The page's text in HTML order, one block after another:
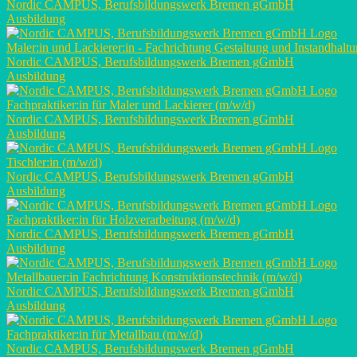
Nordic CAMPUS, Berufsbildungswerk Bremen gGmbH
Ausbildung
Maler:in und Lackierer:in - Fachrichtung Gestaltung und
Nordic CAMPUS, Berufsbildungswerk Bremen gGmbH
Ausbildung
Fachpraktiker:in für Maler und Lackierer (m/w/d)
Nordic CAMPUS, Berufsbildungswerk Bremen gGmbH
Ausbildung
Tischler:in (m/w/d)
Nordic CAMPUS, Berufsbildungswerk Bremen gGmbH
Ausbildung
Fachpraktiker:in für Holzverarbeitung (m/w/d)
Nordic CAMPUS, Berufsbildungswerk Bremen gGmbH
Ausbildung
Metallbauer:in Fachrichtung Konstruktionstechnik (m/w/d)
Nordic CAMPUS, Berufsbildungswerk Bremen gGmbH
Ausbildung
Fachpraktiker:in für Metallbau (m/w/d)
Nordic CAMPUS, Berufsbildungswerk Bremen gGmbH